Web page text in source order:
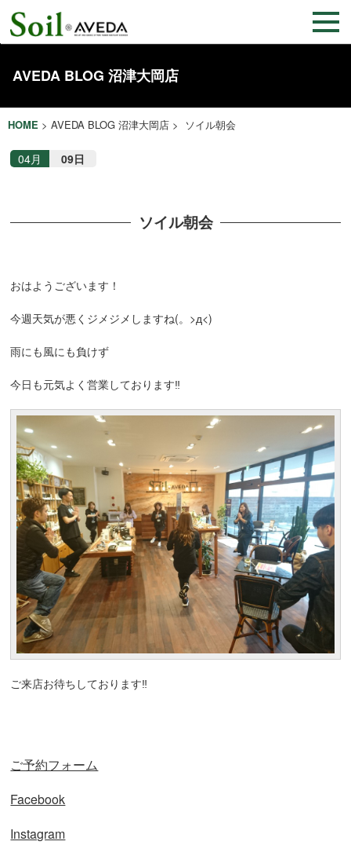
AVEDA BLOG 沼津大岡店
HOME > AVEDA BLOG 沼津大岡店 > ソイル朝会
04月 09日
ソイル朝会
おはようございます！
今週天気が悪くジメジメしますね(。>д<)
雨にも風にも負けず
今日も元気よく営業しております‼
ご来店お待ちしております‼
ご予約フォーム
Facebook
Instagram